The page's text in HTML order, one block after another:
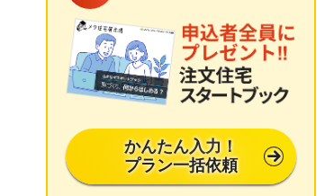
かんたん入力！
プラン一括依頼